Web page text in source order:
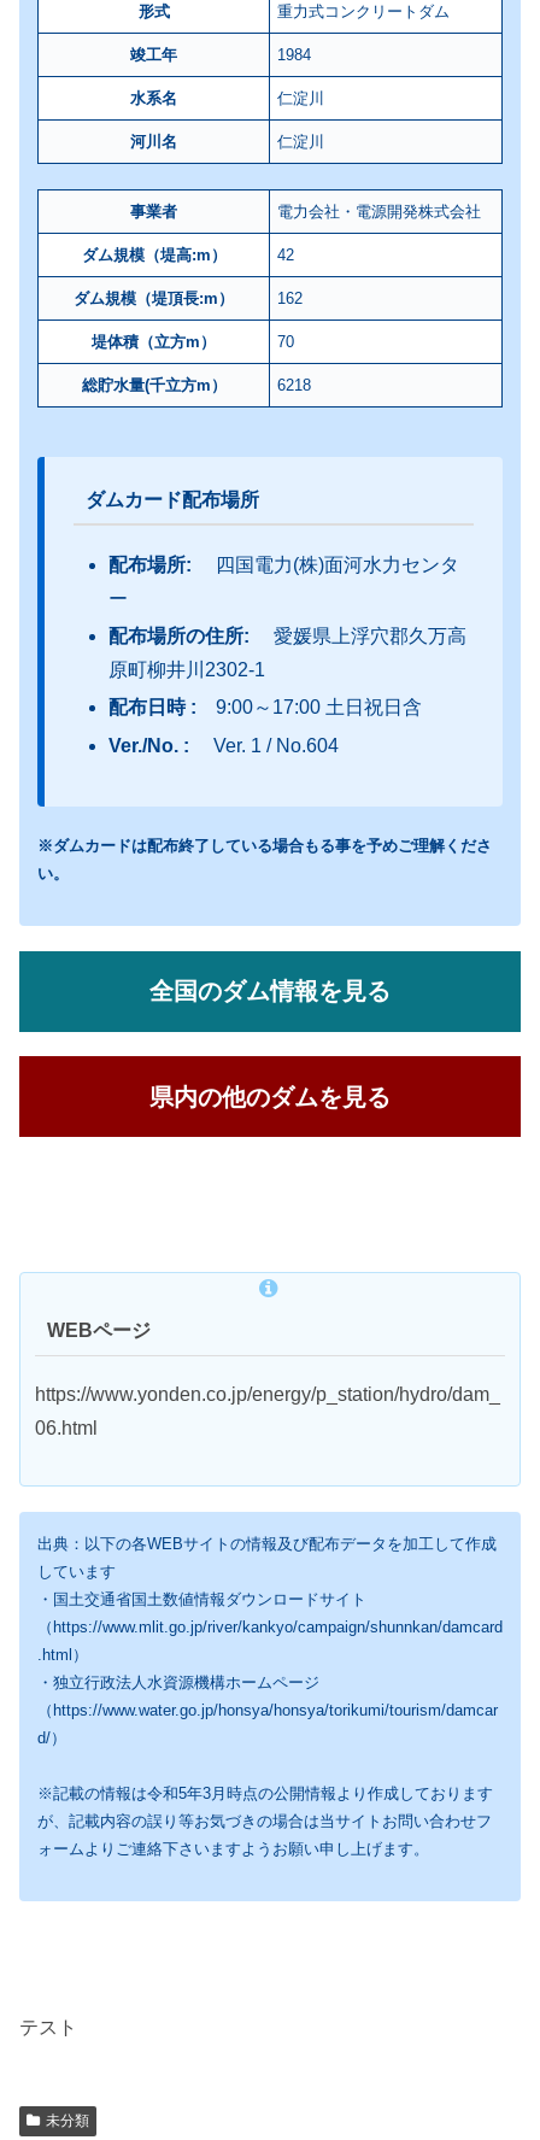
形式 重力式コンクリートダム
竣工年 1984
水系名 仁淀川
河川名 仁淀川
事業者 電力会社・電源開発株式会社
ダム規模（堤高:m） 42
ダム規模（堤頂長:m） 162
堤体積（立方m） 70
総貯水量(千立方m） 6218
ダムカード配布場所
配布場所:
四国電力(株)面河水力センタ
ー
配布場所の住所:愛媛県上浮穴郡久万高
原町柳井川2302-1
配布日時 :9:00～17:00 土日祝日含
Ver./No. :
Ver. 1 / No.604
※ダムカードは配布終了している場合もる事を予めご理解くださ
い。
全国のダム情報を見る
県内の他のダムを見る
WEBページ
https://www.yonden.co.jp/energy/p_station/hydro/dam_
06.html
出典：以下の各WEBサイトの情報及び配布データを加工して作成
しています
・国土交通省国土数値情報ダウンロードサイト
（https://www.mlit.go.jp/river/kankyo/campaign/shunnkan/damcard
.html）
・独立行政法人水資源機構ホームページ
（https://www.water.go.jp/honsya/honsya/torikumi/tourism/damcar
d/）
※記載の情報は令和5年3月時点の公開情報より作成しております
が、記載内容の誤り等お気づきの場合は当サイトお問い合わせフ
ォームよりご連絡下さいますようお願い申し上げます。
テスト
未分類